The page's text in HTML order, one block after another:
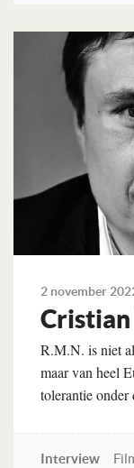
Lees verder
2 november
R.M.N. is niet
maar van heel
tolerantie onder
Interview